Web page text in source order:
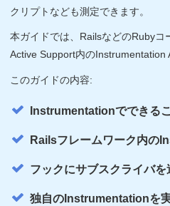
クリプトなども測定できます。
本ガイドでは、RailsなどのRubyコ
Active Support内のInstrumentation
このガイドの内容:
Instrumentationでできる
Railsフレームワーク内の
フックにサブスクライバを
独自のInstrumentationを